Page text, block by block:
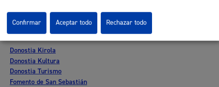
Otras páginas web corporativas
Donostia Kirola
Donostia Kultura
Donostia Turismo
Fomento de San Sebastián
Rechazar todo
Confirmar Aceptar todo